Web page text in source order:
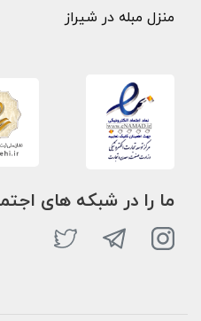
منزل مبله در شیراز
ما را در شبکه های